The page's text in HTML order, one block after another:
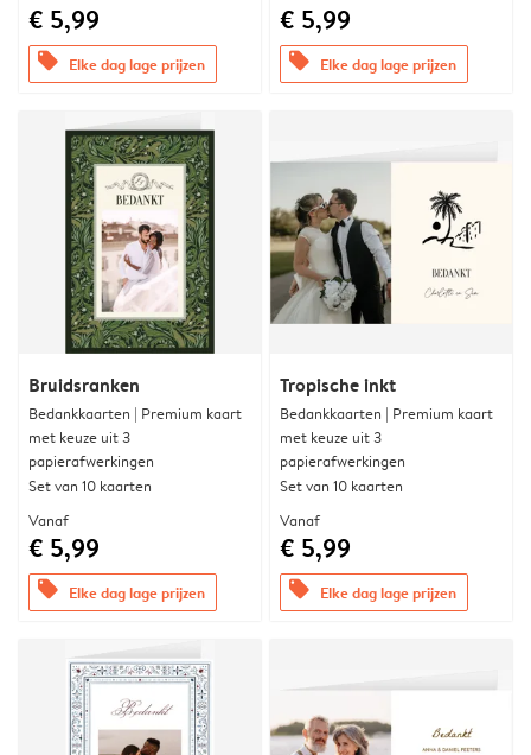
€ 5,99
offers Elke dag lage prijzen
€ 5,99
offers Elke dag lage prijzen
Bruidsranken
Bedankkaarten | Premium kaart
met keuze uit 3
papierafwerkingen
Set van 10 kaarten
Vanaf
€ 5,99
offers Elke dag lage prijzen
Tropische inkt
Bedankkaarten | Premium kaart
met keuze uit 3
papierafwerkingen
Set van 10 kaarten
Vanaf
€ 5,99
offers Elke dag lage prijzen